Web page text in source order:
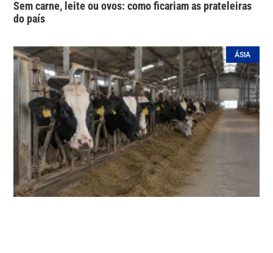
Sem carne, leite ou ovos: como ficariam as prateleiras
do país
ÁSIA